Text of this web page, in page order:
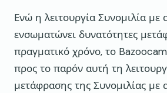
Ενώ η λειτουργία Συνομιλία με
ενσωματώνει δυνατότητες
πραγματικό χρόνο, το Bazoocam
προς το παρόν αυτή τη
μετάφρασης της Συνομιλίας με